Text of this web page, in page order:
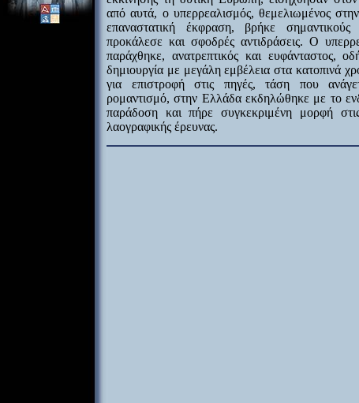
από αυτά, ο υπερρεαλισμός, θεμελιωμένος
επαναστατική έκφραση, βρήκε
προκάλεσε και σφοδρές αντιδράσεις. Ο
παράχθηκε, ανατρεπτικός και ευφάνταστος,
δημιουργία με μεγάλη εμβέλεια στα κατοπινά
για επιστροφή στις πηγές, τάση που
ρομαντισμό, στην Ελλάδα εκδηλώθηκε με το
παράδοση και πήρε συγκεκριμένη μορφή
λαογραφικής έρευνας.